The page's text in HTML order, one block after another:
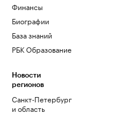
Финансы
Биографии
База знаний
РБК Образование
Новости
регионов
Санкт-Петербург
и область